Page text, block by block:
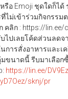
หรือ Emoji ชุดใดก็ไ
ไม่เข้าร่วมกิจกรร
คลิก : https://
ไปเลยโค้ดส่วนลดจา
การสั่งอาหารและ
มขนาดนี้ รีบมาเลือ
https://lin.ee/
sknj/pr